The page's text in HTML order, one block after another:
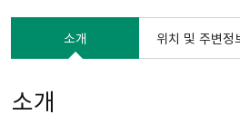
소개 위치 및 주변정
소개